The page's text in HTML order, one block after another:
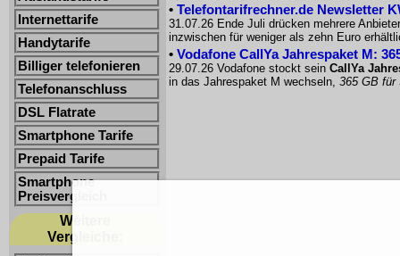
Internettarife
Handytarife
Billiger telefonieren
Telefonanschluss
DSL Flatrate
Smartphone Tarife
Prepaid Tarife
Smartphone
Preisvergleich
Weitere
Vergleiche:
• Telefontarifrechner.de Newsletter
31.07.26 Ende Juli drücken mehrere
inzwischen für weniger als zehn Euro
• Vodafone CallYa Jahrespaket M:
29.07.26 Vodafone stockt sein CallYa
in das Jahrespaket M wechseln, 365 GB für